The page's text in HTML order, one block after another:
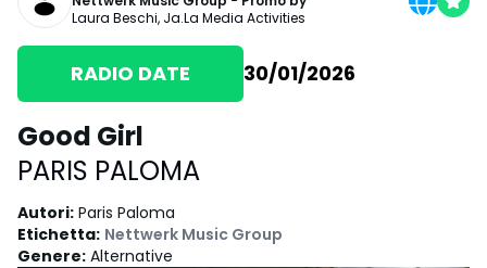
Laura Beschi, Ja.La Media Activities
RADIO DATE 30/01/2026
Good Girl
PARIS PALOMA
Autori: Paris Paloma
Etichetta: Nettwerk Music Group
Genere: Alternative